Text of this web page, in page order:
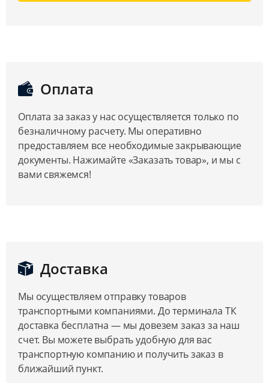
Оплата
Оплата за заказ у нас осуществляется только по
безналичному расчету. Мы оперативно
предоставляем все необходимые закрывающие
документы. Нажимайте «Заказать товар», и мы с
вами свяжемся!
Доставка
Мы осуществляем отправку товаров
транспортными компаниями. До терминала ТК
доставка бесплатна — мы довезем заказ за наш
счет. Вы можете выбрать удобную для вас
транспортную компанию и получить заказ в
ближайший пункт.